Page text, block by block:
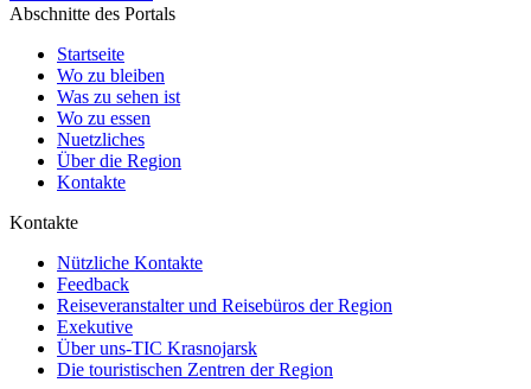
Abschnitte des Portals
Startseite
Wo zu bleiben
Was zu sehen ist
Wo zu essen
Nuetzliches
Über die Region
Kontakte
Kontakte
Nützliche Kontakte
Feedback
Reiseveranstalter und Reisebüros der Region
Exekutive
Über uns-TIC Krasnojarsk
Die touristischen Zentren der Region